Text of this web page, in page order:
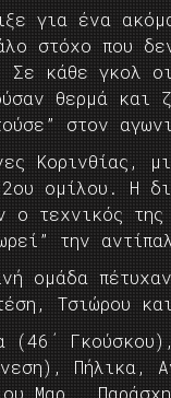
για ένα
στόχο που
κάθε γκολ
θερμά και
στον
Κορινθίας,
ομίλου. Η
ο τεχνικός
την
ομάδα
Τσιώρου
(46΄
Πήλικα,
Μαρ.,